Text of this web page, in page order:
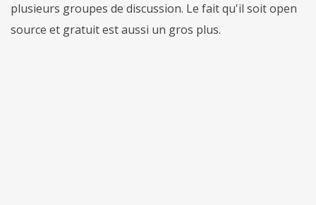
plusieurs groupes de discussion. Le fait qu'il soit open
source et gratuit est aussi un gros plus.